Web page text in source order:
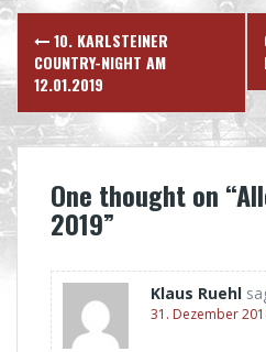
Post
navigation
10. KARLSTEINER
COUNTRY-NIGHT AM
12.01.2019
One thought on “
2019”
Klaus Ruehl
31. Dezember